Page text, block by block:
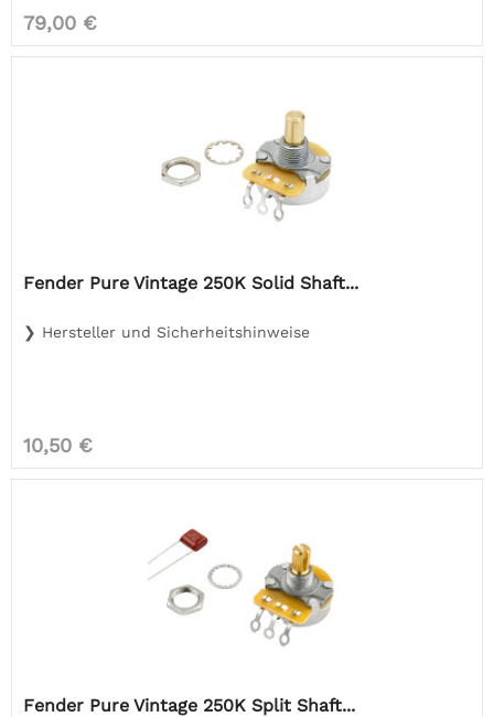
79,00 €
Fender Pure Vintage 250K Solid Shaft...
❯ Hersteller und Sicherheitshinweise
10,50 €
Fender Pure Vintage 250K Split Shaft...